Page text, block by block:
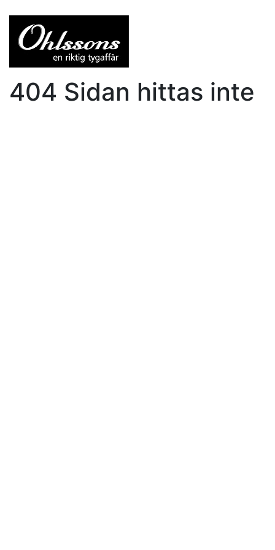
404 Sidan hittas inte